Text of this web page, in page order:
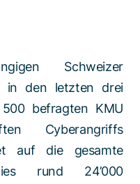
Schweizer
in den letzten drei
befragten KMU
Cyberangriffs
auf die gesamte
rund 24’000